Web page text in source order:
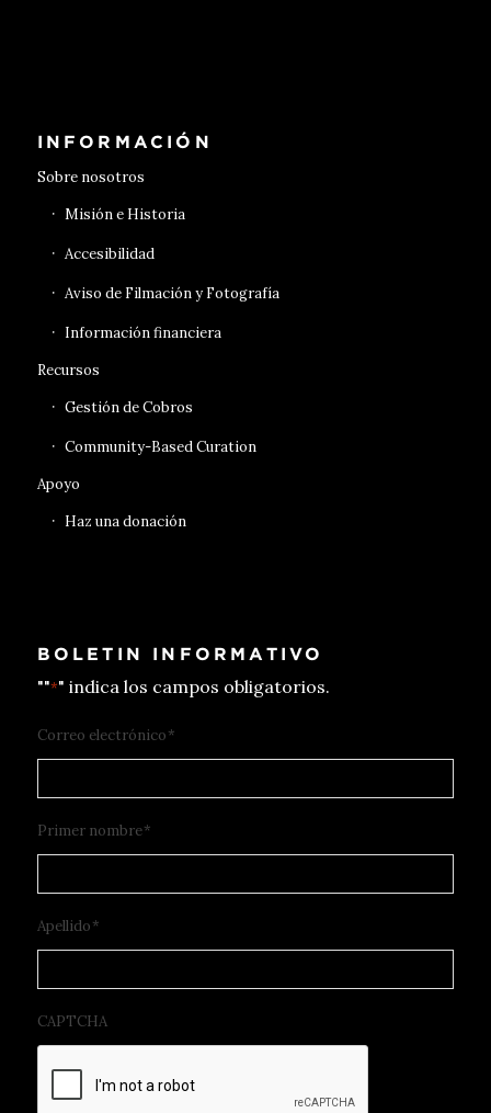
INFORMACIÓN
Sobre nosotros
Misión e Historia
Accesibilidad
Aviso de Filmación y Fotografía
Información financiera
Recursos
Gestión de Cobros
Community-Based Curation
Apoyo
Haz una donación
BOLETIN INFORMATIVO
""*" indica los campos obligatorios.
Correo electrónico*
Primer nombre*
Apellido*
CAPTCHA